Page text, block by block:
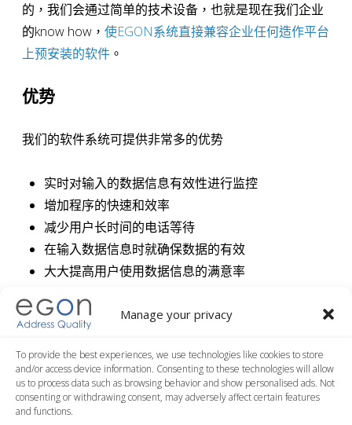
Manage your privacy
To provide the best experiences, we use technologies like cookies to store
and/or access device information. Consenting to these technologies will allow
us to process data such as browsing behavior and show personalised ads. Not
consenting or withdrawing consent, may adversely affect certain features
and functions.
的，我们会通过简单的技术设备，也就是现在我们企业
的know how， 使EGON系统直接兼容企业任何造作平台
上预安装的软件 。
优势
我们的软件系统可提供非常多的优势
实时对输入的数据信息有效性进行监控
增加程序的快速和效率
减少用户长时间的电话等待
在输入数据信息时就确保数据的有效
大大提高用户使用数据信息的满意率
免费的在线演示
现在就在网页上试一试免费的演示程序！